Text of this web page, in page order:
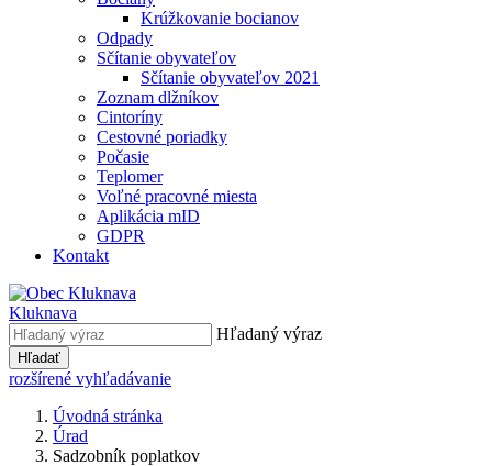
Krúžkovanie bocianov
Odpady
Sčítanie obyvateľov
Sčítanie obyvateľov 2021
Zoznam dlžníkov
Cintoríny
Cestovné poriadky
Počasie
Teplomer
Voľné pracovné miesta
Aplikácia mID
GDPR
Kontakt
Kluknava
Hľadaný výraz
Hľadať
rozšírené vyhľadávanie
Úvodná stránka
Úrad
Sadzobník poplatkov